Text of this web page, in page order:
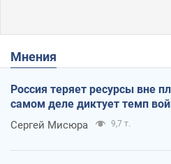
Мнения
Россия теряет ресурсы вне
самом деле диктует темп
Сергей Мисюра 9,7 т.